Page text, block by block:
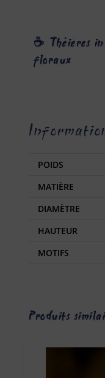
☕ Théières
floraux
POIDS
MATIÈRE
DIAMÈTRE
HAUTEUR
MOTIFS
Produits